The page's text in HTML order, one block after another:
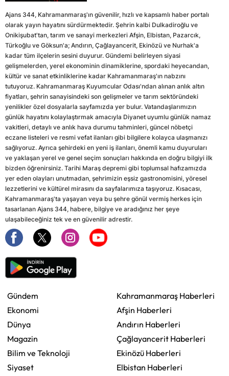
Ajans 344, Kahramanmaraş'ın güvenilir, hızlı ve kapsamlı haber portalı
olarak yayın hayatını sürdürmektedir. Şehrin kalbi Dulkadiroğlu ve
Onikişubat'tan, tarım ve sanayi merkezleri Afşin, Elbistan, Pazarcık,
Türkoğlu ve Göksun'a; Andırın, Çağlayancerit, Ekinözü ve Nurhak'a
kadar tüm ilçelerin sesini duyurur. Gündemi belirleyen siyasi
gelişmelerden, yerel ekonominin dinamiklerine, spordaki heyecandan,
kültür ve sanat etkinliklerine kadar Kahramanmaraş'ın nabzını
tutuyoruz. Kahramanmaraş Kuyumcular Odası'ndan alınan anlık altın
fiyatları, şehrin sanayisindeki son gelişmeler ve tarım sektöründeki
yenilikler özel dosyalarla sayfamızda yer bulur. Vatandaşlarımızın
günlük hayatını kolaylaştırmak amacıyla Diyanet uyumlu günlük namaz
vakitleri, detaylı ve anlık hava durumu tahminleri, güncel nöbetçi
eczane listeleri ve resmi vefat ilanları gibi bilgilere kolayca ulaşmanızı
sağlıyoruz. Ayrıca şehirdeki en yeni iş ilanları, önemli kamu duyuruları
ve yaklaşan yerel ve genel seçim sonuçları hakkında en doğru bilgiyi ilk
bizden öğrenirsiniz. Tarihi Maraş depremi gibi toplumsal hafızamızda
yer eden olayları unutmadan, şehrimizin eşsiz gastronomisini, yöresel
lezzetlerini ve kültürel mirasını da sayfalarımıza taşıyoruz. Kısacası,
Kahramanmaraş'ta yaşayan veya bu şehre gönül vermiş herkes için
tasarlanan Ajans 344, habere, bilgiye ve aradığınız her şeye
ulaşabileceğiniz tek ve en güvenilir adrestir.
Gündem
Ekonomi
Dünya
Magazin
Bilim ve Teknoloji
Siyaset
Kahramanmaraş Haberleri
Afşin Haberleri
Andırın Haberleri
Çağlayancerit Haberleri
Ekinözü Haberleri
Elbistan Haberleri